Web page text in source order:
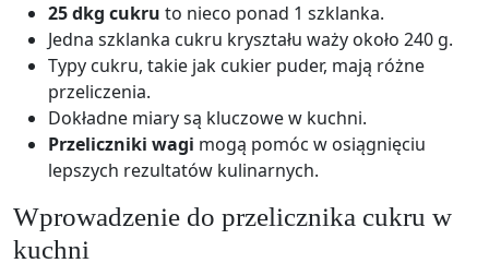
25 dkg cukru to nieco ponad 1 szklanka.
Jedna szklanka cukru kryształu waży około 240 g.
Typy cukru, takie jak cukier puder, mają różne
przeliczenia.
Dokładne miary są kluczowe w kuchni.
Przeliczniki wagi mogą pomóc w osiągnięciu
lepszych rezultatów kulinarnych.
Wprowadzenie do przelicznika cukru w
kuchni